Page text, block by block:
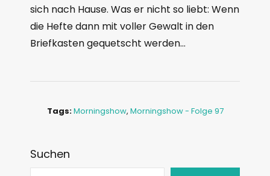
sich nach Hause. Was er nicht so liebt: Wenn
die Hefte dann mit voller Gewalt in den
Briefkasten gequetscht werden…
Tags:Morningshow, Morningshow - Folge 97
Suchen